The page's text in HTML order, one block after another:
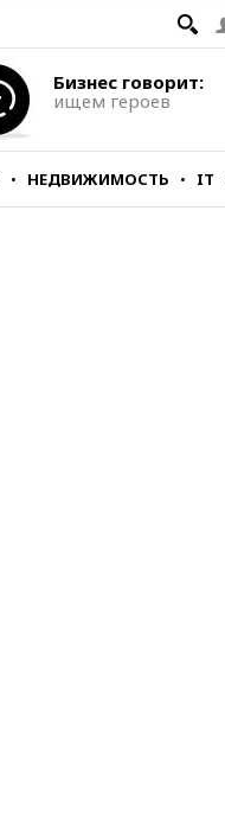
Бизнес говорит:
ищем героев
НЕДВИЖИМОСТЬ IT